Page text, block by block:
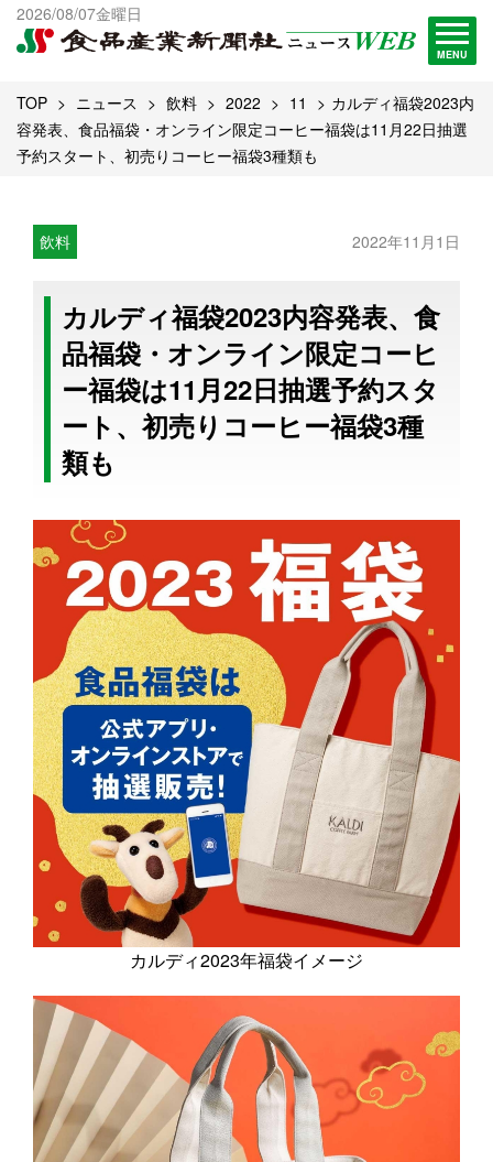
2026/08/07金曜日
MENU
出版物一覧へ
試読・購読申し込み
TOP ニュース 飲料 2022 11
カルディ福袋2023内
容発表、食品福袋・オンライン限定コーヒー福袋は11月22日抽選
予約スタート、初売りコーヒー福袋3種類も
飲料 2022年11月1日
カルディ福袋2023内容発表、食
品福袋・オンライン限定コーヒ
ー福袋は11月22日抽選予約スタ
ート、初売りコーヒー福袋3種
類も
カルディ2023年福袋イメージ